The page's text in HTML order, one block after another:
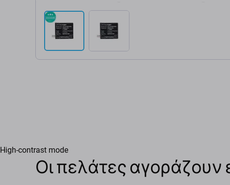
High-contrast mode
Οι πελάτες αγοράζουν